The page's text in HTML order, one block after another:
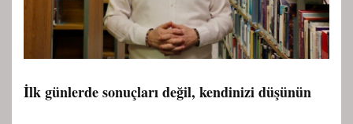
İlk günlerde sonuçları değil, kendinizi düşünün